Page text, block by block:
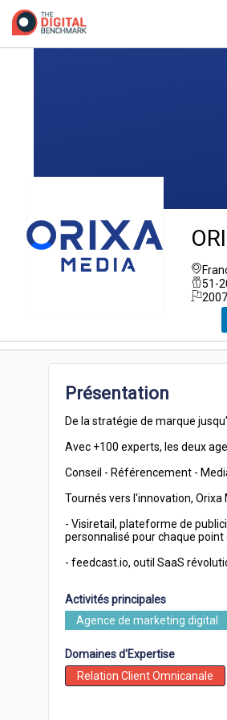
51-
2007
Présentation
De la stratégie de marque
Avec +100 experts, les deux
Conseil - Référencement -
Tournés vers l'innovation,
- Visiretail, plateforme de
personnalisé pour chaque
- feedcast.io, outil SaaS
Activités principales
Agence de marketing digital
Domaines d'Expertise
Relation Client Omnicanale